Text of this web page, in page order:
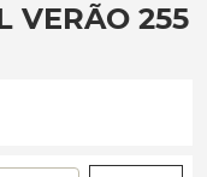
VERÃO 255